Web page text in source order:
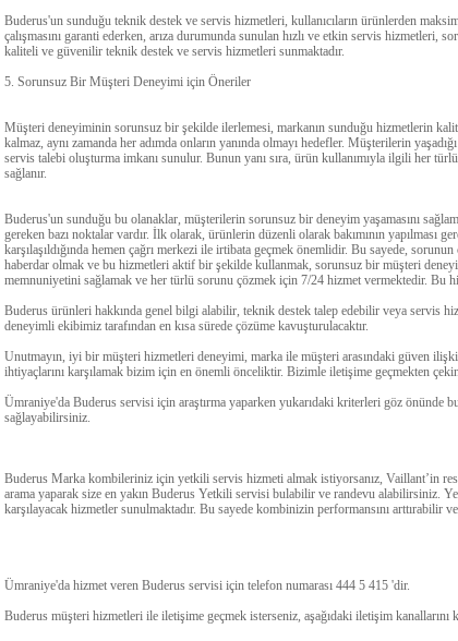
Buderus'un sunduğu teknik destek ve servis hizmetleri, kullanıcıların ürünlerden
çalışmasını garanti ederken, arıza durumunda sunulan hızlı ve etkin servis
kaliteli ve güvenilir teknik destek ve servis hizmetleri sunmaktadır.
5. Sorunsuz Bir Müşteri Deneyimi için Öneriler
Müşteri deneyiminin sorunsuz bir şekilde ilerlemesi, markanın sunduğu hizmetlerin
kalmaz, aynı zamanda her adımda onların yanında olmayı hedefler. Müşterilerin
servis talebi oluşturma imkanı sunulur. Bunun yanı sıra, ürün kullanımıyla ilgili her
sağlanır.
Buderus'un sunduğu bu olanaklar, müşterilerin sorunsuz bir deneyim yaşamasını
gereken bazı noktalar vardır. İlk olarak, ürünlerin düzenli olarak bakımının yapılması
karşılaşıldığında hemen çağrı merkezi ile irtibata geçmek önemlidir. Bu sayede,
haberdar olmak ve bu hizmetleri aktif bir şekilde kullanmak, sorunsuz bir müşteri
memnuniyetini sağlamak ve her türlü sorunu çözmek için 7/24 hizmet vermektedir. Bu
Buderus ürünleri hakkında genel bilgi alabilir, teknik destek talep edebilir veya servis
deneyimli ekibimiz tarafından en kısa sürede çözüme kavuşturulacaktır.
Unutmayın, iyi bir müşteri hizmetleri deneyimi, marka ile müşteri arasındaki güven
ihtiyaçlarını karşılamak bizim için en önemli önceliktir. Bizimle iletişime geçmekten
Ümraniye'da Buderus servisi için araştırma yaparken yukarıdaki kriterleri göz önünde
sağlayabilirsiniz.
Buderus Marka kombileriniz için yetkili servis hizmeti almak istiyorsanız, Vaillant’in
arama yaparak size en yakın Buderus Yetkili servisi bulabilir ve randevu alabilirsiniz.
karşılayacak hizmetler sunulmaktadır. Bu sayede kombinizin performansını arttırabilir
Ümraniye'da hizmet veren Buderus servisi için telefon numarası 444 5 415 'dir.
Buderus müşteri hizmetleri ile iletişime geçmek isterseniz, aşağıdaki iletişim